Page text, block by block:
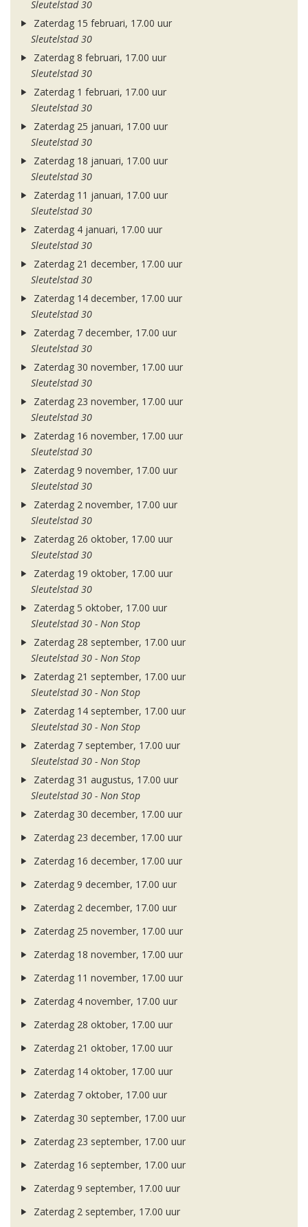
Sleutelstad 30
Zaterdag 15 februari, 17.00 uur
Sleutelstad 30
Zaterdag 8 februari, 17.00 uur
Sleutelstad 30
Zaterdag 1 februari, 17.00 uur
Sleutelstad 30
Zaterdag 25 januari, 17.00 uur
Sleutelstad 30
Zaterdag 18 januari, 17.00 uur
Sleutelstad 30
Zaterdag 11 januari, 17.00 uur
Sleutelstad 30
Zaterdag 4 januari, 17.00 uur
Sleutelstad 30
Zaterdag 21 december, 17.00 uur
Sleutelstad 30
Zaterdag 14 december, 17.00 uur
Sleutelstad 30
Zaterdag 7 december, 17.00 uur
Sleutelstad 30
Zaterdag 30 november, 17.00 uur
Sleutelstad 30
Zaterdag 23 november, 17.00 uur
Sleutelstad 30
Zaterdag 16 november, 17.00 uur
Sleutelstad 30
Zaterdag 9 november, 17.00 uur
Sleutelstad 30
Zaterdag 2 november, 17.00 uur
Sleutelstad 30
Zaterdag 26 oktober, 17.00 uur
Sleutelstad 30
Zaterdag 19 oktober, 17.00 uur
Sleutelstad 30
Zaterdag 5 oktober, 17.00 uur
Sleutelstad 30 - Non Stop
Zaterdag 28 september, 17.00 uur
Sleutelstad 30 - Non Stop
Zaterdag 21 september, 17.00 uur
Sleutelstad 30 - Non Stop
Zaterdag 14 september, 17.00 uur
Sleutelstad 30 - Non Stop
Zaterdag 7 september, 17.00 uur
Sleutelstad 30 - Non Stop
Zaterdag 31 augustus, 17.00 uur
Sleutelstad 30 - Non Stop
Zaterdag 30 december, 17.00 uur
Zaterdag 23 december, 17.00 uur
Zaterdag 16 december, 17.00 uur
Zaterdag 9 december, 17.00 uur
Zaterdag 2 december, 17.00 uur
Zaterdag 25 november, 17.00 uur
Zaterdag 18 november, 17.00 uur
Zaterdag 11 november, 17.00 uur
Zaterdag 4 november, 17.00 uur
Zaterdag 28 oktober, 17.00 uur
Zaterdag 21 oktober, 17.00 uur
Zaterdag 14 oktober, 17.00 uur
Zaterdag 7 oktober, 17.00 uur
Zaterdag 30 september, 17.00 uur
Zaterdag 23 september, 17.00 uur
Zaterdag 16 september, 17.00 uur
Zaterdag 9 september, 17.00 uur
Zaterdag 2 september, 17.00 uur